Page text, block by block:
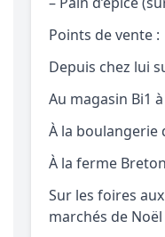
Points de vente :
Depuis chez lui
Au magasin Bi1
À la boulangerie
À la ferme
Sur les foires
marchés de